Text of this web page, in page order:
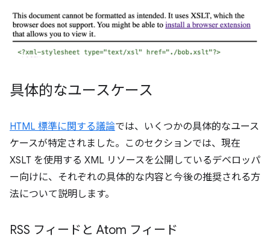
具体的なユースケース
HTML 標準に関する議論では、いくつかの具体的なユース
ケースが特定されました。このセクションでは、現在
XSLT を使用する XML リソースを公開しているデベロッパ
ー向けに、それぞれの具体的な内容と今後の推奨される方
法について説明します。
RSS フィードと Atom フィード